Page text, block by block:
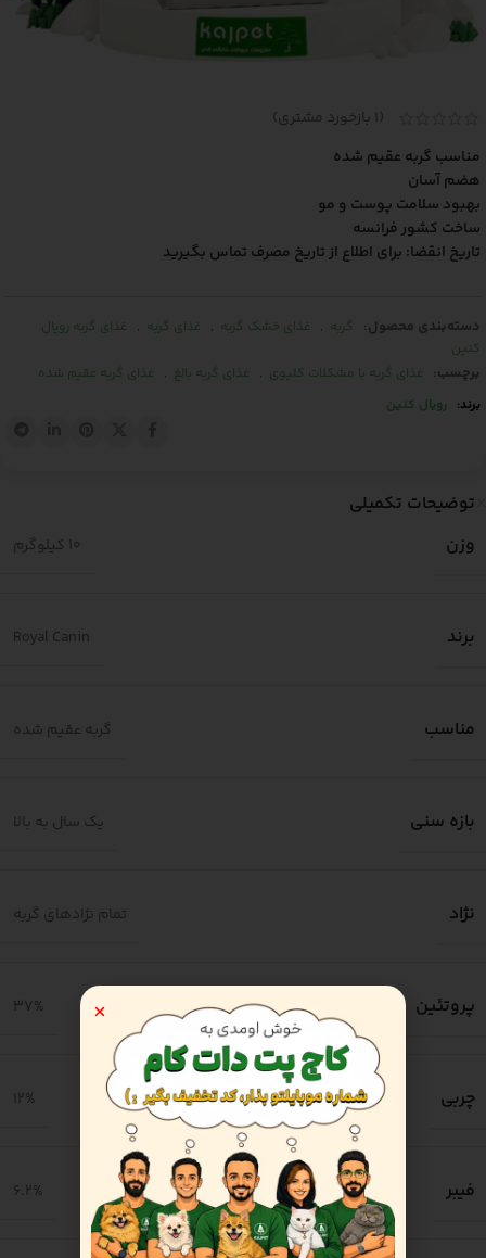
(
1 بازخورد مشتری)
مناسب گربه عقیم شده
هضم آسان
بهبود سلامت پوست و مو
ساخت کشور فرانسه
تاریخ انقضا: برای اطلاع از تاریخ مصرف تماس بگیرید
دسته‌بندی محصول: گربه , غذای خشک گربه , غذای گربه , غذای گربه رویال
کنین
برچسب: غذای گربه با مشکلات کلیوی , غذای گربه بالغ , غذای گربه عقیم شده
برند: رویال کنین
توضیحات تکمیلی
وزن
10 کیلوگرم
برند Royal Canin
مناسب گربه عقیم شده
بازه سنی یک سال به بالا
نژاد تمام نژادهای گربه
پروتئین 37%
چربی 12%
فیبر 6.2%